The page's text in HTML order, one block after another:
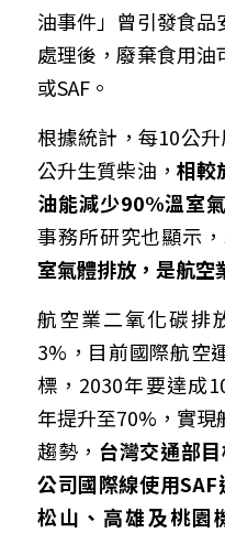
油事件」曾引發食
處理後，廢棄食用
或SAF。
根據統計 ，每10公
公升生質柴油， 相較
油能減少90%溫室
事務所研究也顯示 ，
室氣體排放，是航空
航空業二氧化碳排
3%，目前國際航空
標，2030年要達成
年提升至70%，實
趨勢， 台灣交通部
公司國際線使用
松山、高雄及桃園